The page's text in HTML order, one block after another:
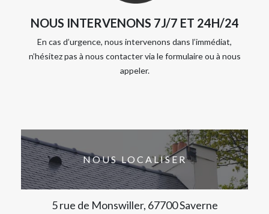
NOUS INTERVENONS 7J/7 ET 24H/24
En cas d’urgence, nous intervenons dans l’immédiat,
n’hésitez pas à nous contacter via le formulaire ou à nous
appeler.
NOUS LOCALISER
5 rue de Monswiller, 67700 Saverne